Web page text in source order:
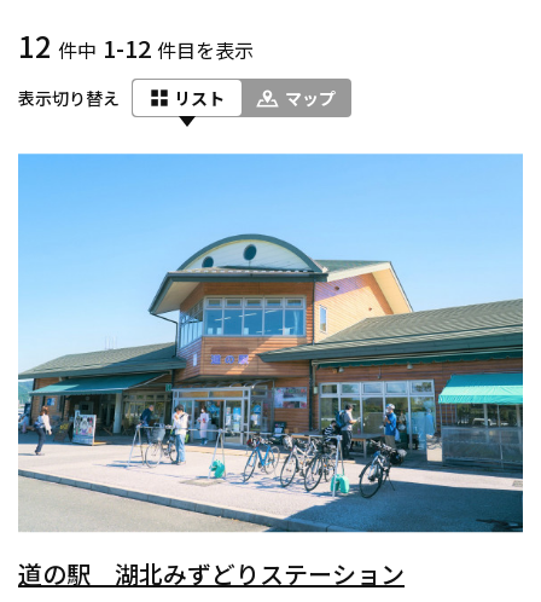
12 件中 1-12 件目を表示
表示切り替え リスト マップ
道の駅 湖北みずどりステーション